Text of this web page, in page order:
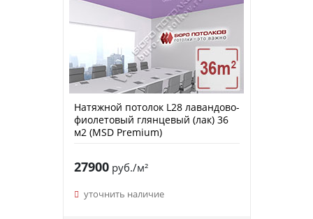
Натяжной потолок L28 лавандово-
фиолетовый глянцевый (лак) 36
м2 (MSD Premium)
27900руб./м²
уточнить наличие